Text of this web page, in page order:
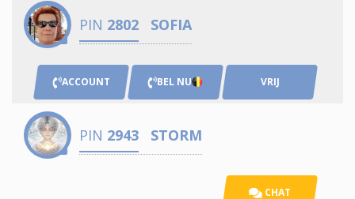
PIN 2802 SOFIA
ACCOUNT BEL NU VRIJ
PIN 2943 STORM
CHAT